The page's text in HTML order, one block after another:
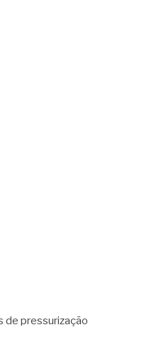
de pressurização